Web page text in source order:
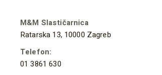
M&M Slastičarnica
Ratarska 13, 10000 Zagreb
Telefon:
01 3861 630